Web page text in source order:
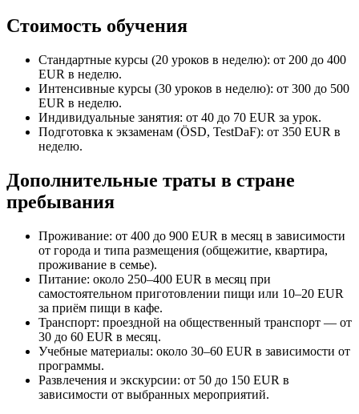
Стоимость обучения
Стандартные курсы (20 уроков в неделю): от 200 до 400
EUR в неделю.
Интенсивные курсы (30 уроков в неделю): от 300 до 500
EUR в неделю.
Индивидуальные занятия: от 40 до 70 EUR за урок.
Подготовка к экзаменам (ÖSD, TestDaF): от 350 EUR в
неделю.
Дополнительные траты в стране
пребывания
Проживание: от 400 до 900 EUR в месяц в зависимости
от города и типа размещения (общежитие, квартира,
проживание в семье).
Питание: около 250–400 EUR в месяц при
самостоятельном приготовлении пищи или 10–20 EUR
за приём пищи в кафе.
Транспорт: проездной на общественный транспорт — от
30 до 60 EUR в месяц.
Учебные материалы: около 30–60 EUR в зависимости от
программы.
Развлечения и экскурсии: от 50 до 150 EUR в
зависимости от выбранных мероприятий.